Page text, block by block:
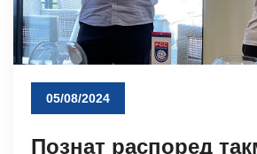
05/08/2024
Познат распоред